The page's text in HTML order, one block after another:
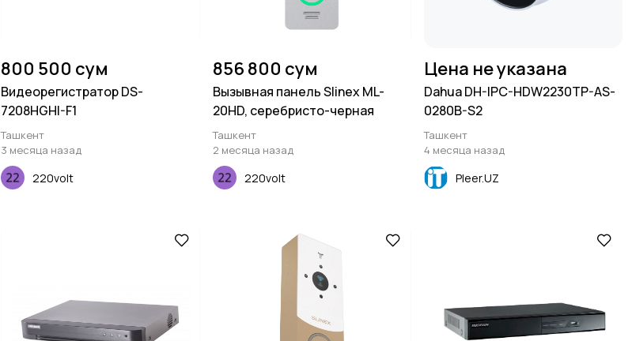
800 500 сум
Видеорегистратор DS-
7208HGHI-F1
Ташкент
3 месяца назад
220volt
856 800 сум
Вызывная панель Slinex ML-
20HD, серебристо-черная
Ташкент
2 месяца назад
220volt
Цена не указана
Dahua DH-IPC-HDW2230TP-AS-
0280B-S2
Ташкент
4 месяца назад
Pleer.UZ